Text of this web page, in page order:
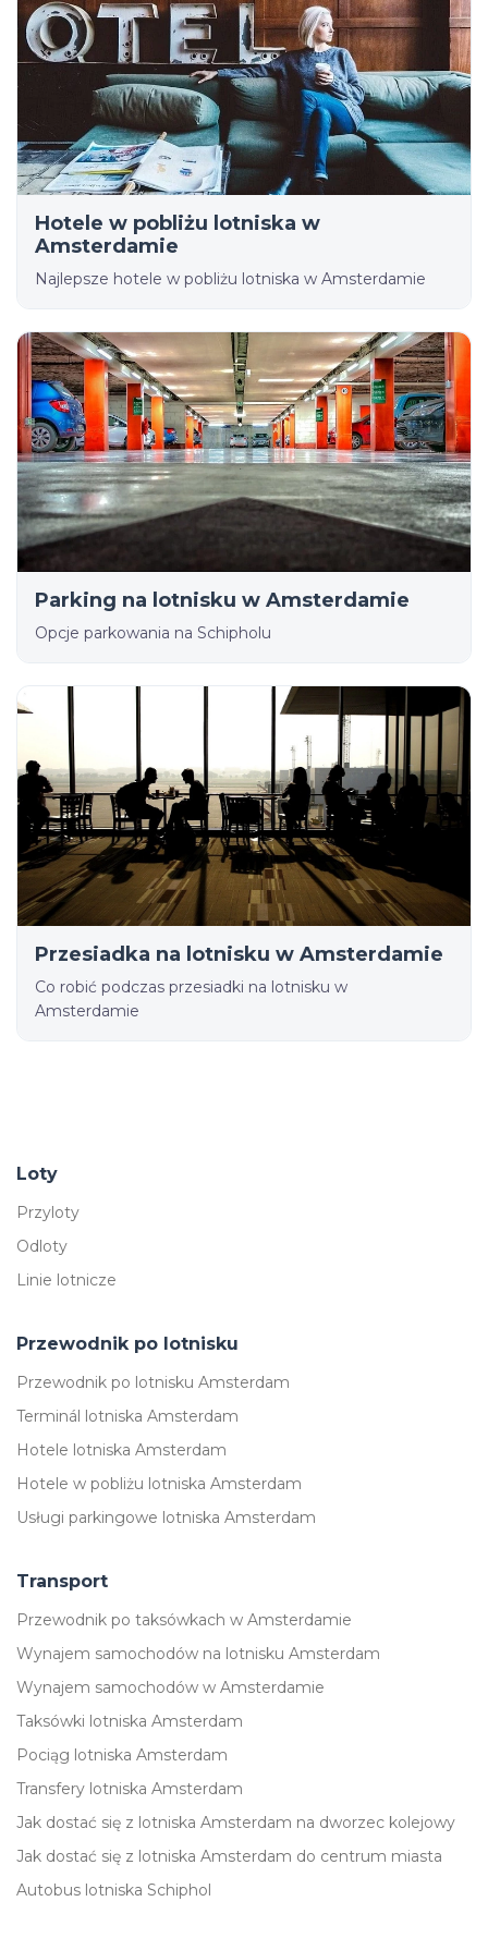
Hotele w pobliżu lotniska w
Amsterdamie
Najlepsze hotele w pobliżu lotniska w Amsterdamie
Parking na lotnisku w Amsterdamie
Opcje parkowania na Schipholu
Przesiadka na lotnisku w Amsterdamie
Co robić podczas przesiadki na lotnisku w
Amsterdamie
Loty
Przyloty
Odloty
Linie lotnicze
Przewodnik po lotnisku
Przewodnik po lotnisku Amsterdam
Terminál lotniska Amsterdam
Hotele lotniska Amsterdam
Hotele w pobliżu lotniska Amsterdam
Usługi parkingowe lotniska Amsterdam
Transport
Przewodnik po taksówkach w Amsterdamie
Wynajem samochodów na lotnisku Amsterdam
Wynajem samochodów w Amsterdamie
Taksówki lotniska Amsterdam
Pociąg lotniska Amsterdam
Transfery lotniska Amsterdam
Jak dostać się z lotniska Amsterdam na dworzec kolejowy
Jak dostać się z lotniska Amsterdam do centrum miasta
Autobus lotniska Schiphol